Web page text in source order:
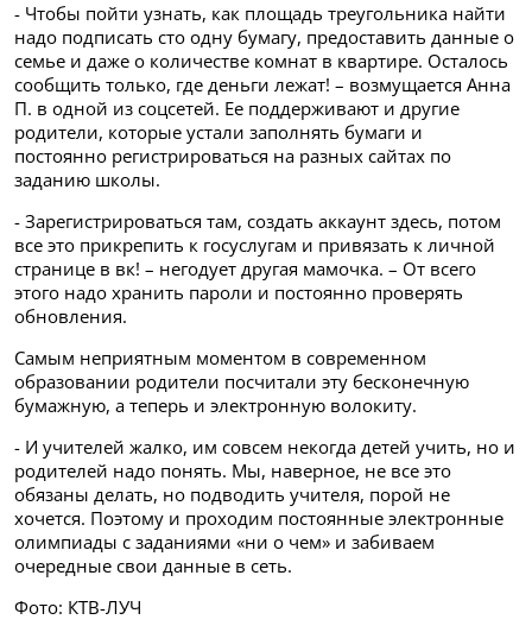
- Чтобы пойти узнать, как площадь треугольника найти
надо подписать сто одну бумагу, предоставить данные о
семье и даже о количестве комнат в квартире. Осталось
сообщить только, где деньги лежат! – возмущается Анна
П. в одной из соцсетей. Ее поддерживают и другие
родители, которые устали заполнять бумаги и
постоянно регистрироваться на разных сайтах по
заданию школы.
- Зарегистрироваться там, создать аккаунт здесь, потом
все это прикрепить к госуслугам и привязать к личной
странице в вк! – негодует другая мамочка. – От всего
этого надо хранить пароли и постоянно проверять
обновления.
Самым неприятным моментом в современном
образовании родители посчитали эту бесконечную
бумажную, а теперь и электронную волокиту.
- И учителей жалко, им совсем некогда детей учить, но и
родителей надо понять. Мы, наверное, не все это
обязаны делать, но подводить учителя, порой не
хочется. Поэтому и проходим постоянные электронные
олимпиады с заданиями «ни о чем» и забиваем
очередные свои данные в сеть.
Фото: КТВ-ЛУЧ